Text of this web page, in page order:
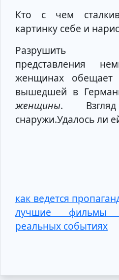
Кто с чем
картинку себе и
Разрушить
представления
женщинах обещает
вышедшей в
женщины.
снаружи.Удалось ли
как ведется
лучшие фильмы
реальных событиях